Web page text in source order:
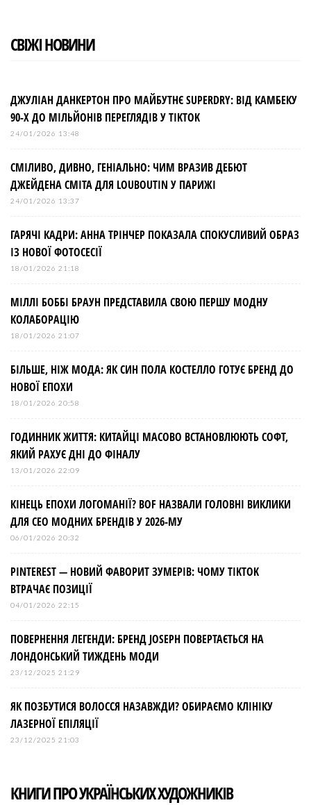
СВІЖІ НОВИНИ
ДЖУЛІАН ДАНКЕРТОН ПРО МАЙБУТНЄ SUPERDRY: ВІД КАМБЕКУ
90-Х ДО МІЛЬЙОНІВ ПЕРЕГЛЯДІВ У TIKTOK
24/01/2026 13:48
СМІЛИВО, ДИВНО, ГЕНІАЛЬНО: ЧИМ ВРАЗИВ ДЕБЮТ
ДЖЕЙДЕНА СМІТА ДЛЯ LOUBOUTIN У ПАРИЖІ
24/01/2026 13:37
ГАРЯЧІ КАДРИ: АННА ТРІНЧЕР ПОКАЗАЛА СПОКУСЛИВИЙ ОБРАЗ
ІЗ НОВОЇ ФОТОСЕСІЇ
18/01/2026 21:18
МІЛЛІ БОББІ БРАУН ПРЕДСТАВИЛА СВОЮ ПЕРШУ МОДНУ
КОЛАБОРАЦІЮ
18/01/2026 21:07
БІЛЬШЕ, НІЖ МОДА: ЯК СИН ПОЛА КОСТЕЛЛО ГОТУЄ БРЕНД ДО
НОВОЇ ЕПОХИ
18/01/2026 20:58
ГОДИННИК ЖИТТЯ: КИТАЙЦІ МАСОВО ВСТАНОВЛЮЮТЬ СОФТ,
ЯКИЙ РАХУЄ ДНІ ДО ФІНАЛУ
13/01/2026 22:09
КІНЕЦЬ ЕПОХИ ЛОГОМАНІЇ? BOF НАЗВАЛИ ГОЛОВНІ ВИКЛИКИ
ДЛЯ СЕО МОДНИХ БРЕНДІВ У 2026-МУ
06/01/2026 20:32
PINTEREST — НОВИЙ ФАВОРИТ ЗУМЕРІВ: ЧОМУ TIKTOK
ВТРАЧАЄ ПОЗИЦІЇ
04/01/2026 22:15
ПОВЕРНЕННЯ ЛЕГЕНДИ: БРЕНД JOSEPH ПОВЕРТАЄТЬСЯ НА
ЛОНДОНСЬКИЙ ТИЖДЕНЬ МОДИ
23/12/2025 21:29
ЯК ПОЗБУТИСЯ ВОЛОССЯ НАЗАВЖДИ? ОБИРАЄМО КЛІНІКУ
ЛАЗЕРНОЇ ЕПІЛЯЦІЇ
23/12/2025 21:03
КНИГИ ПРО УКРАЇНСЬКИХ ХУДОЖНИКІВ